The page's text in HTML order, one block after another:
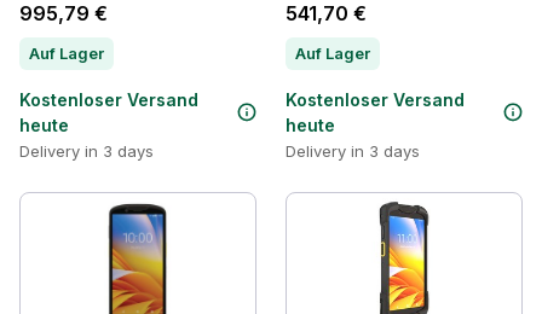
995,79 €
Auf Lager
Kostenloser Versand
heute
Delivery in 3 days
541,70 €
Auf Lager
Kostenloser Versand
heute
Delivery in 3 days